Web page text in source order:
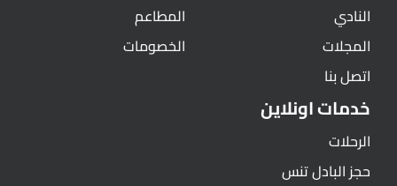
النادي
المجلات
اتصل بنا
المطاعم
الخصومات
خدمات اونلاين
الرحلات
حجز البادل تنس